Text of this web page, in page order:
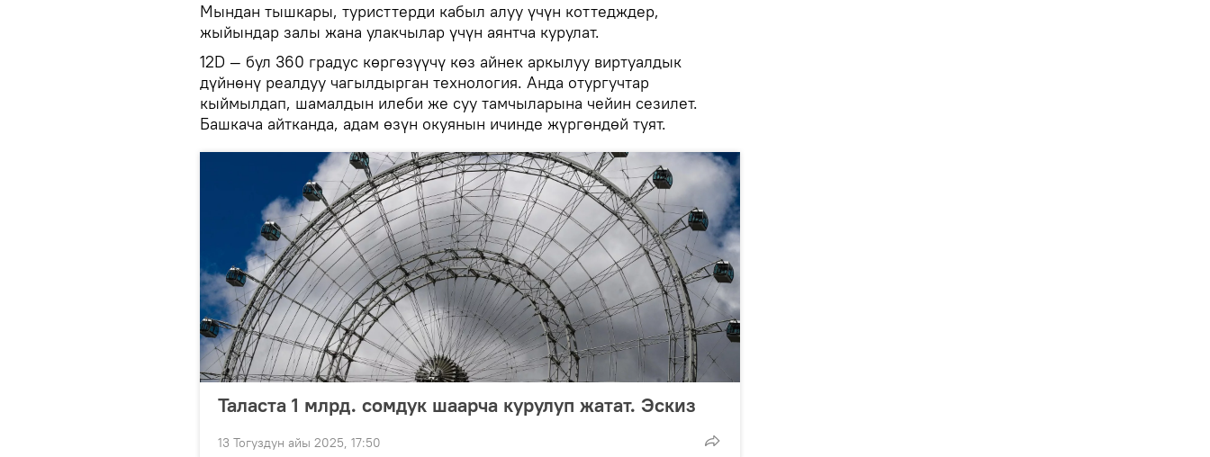
Мындан тышкары, туристтерди кабыл алуу үчүн коттедждер,
жыйындар залы жана улакчылар үчүн аянтча курулат.
12D — бул 360 градус көргөзүүчү көз айнек аркылуу виртуалдык
дүйнөнү реалдуу чагылдырган технология. Анда отургучтар
кыймылдап, шамалдын илеби же суу тамчыларына чейин сезилет.
Башкача айтканда, адам өзүн окуянын ичинде жүргөндөй туят.
Таласта 1 млрд. сомдук шаарча курулуп жатат. Эскиз
13 Тогуздун айы 2025, 17:50